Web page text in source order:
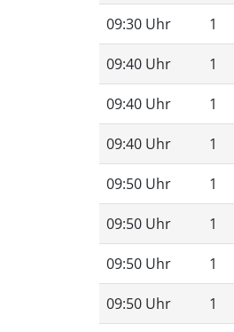
09:30 Uhr 1
09:40 Uhr 1
09:40 Uhr 1
09:40 Uhr 1
09:50 Uhr 1
09:50 Uhr 1
09:50 Uhr 1
09:50 Uhr 1